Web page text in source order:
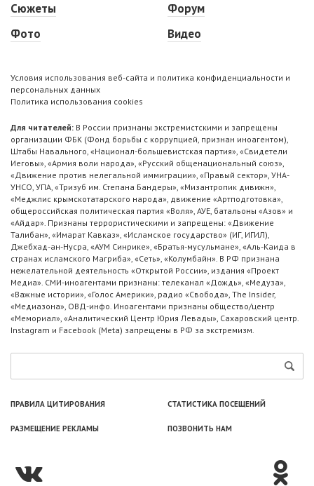
Сюжеты
Фото
Форум
Видео
Условия использования веб-сайта и политика конфиденциальности и
персональных данных
Политика использования cookies
Для читателей: В России признаны экстремистскими и запрещены
организации ФБК (Фонд борьбы с коррупцией, признан иноагентом),
Штабы Навального, «Национал-большевистская партия», «Свидетели
Иеговы», «Армия воли народа», «Русский общенациональный союз»,
«Движение против нелегальной иммиграции», «Правый сектор», УНА-
УНСО, УПА, «Тризуб им. Степана Бандеры», «Мизантропик дивижн»,
«Меджлис крымскотатарского народа», движение «Артподготовка»,
общероссийская политическая партия «Воля», АУЕ, батальоны «Азов» и
«Айдар». Признаны террористическими и запрещены: «Движение
Талибан», «Имарат Кавказ», «Исламское государство» (ИГ, ИГИЛ),
Джебхад-ан-Нусра, «АУМ Синрике», «Братья-мусульмане», «Аль-Каида в
странах исламского Магриба», «Сеть», «Колумбайн». В РФ признана
нежелательной деятельность «Открытой России», издания «Проект
Медиа». СМИ-иноагентами признаны: телеканал «Дождь», «Медуза»,
«Важные истории», «Голос Америки», радио «Свобода», The Insider,
«Медиазона», ОВД-инфо. Иноагентами признаны общество/центр
«Мемориал», «Аналитический Центр Юрия Левады», Сахаровский центр.
Instagram и Facebook (Metа) запрещены в РФ за экстремизм.
ПРАВИЛА ЦИТИРОВАНИЯ СТАТИСТИКА ПОСЕЩЕНИЙ
РАЗМЕЩЕНИЕ РЕКЛАМЫ ПОЗВОНИТЬ НАМ